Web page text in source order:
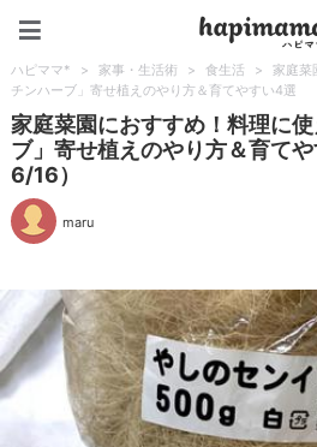
ハピママ* > 家事・生活術 > 食生活 >
家庭菜
チンハーブ」寄せ植えのやり方＆育てやすい4選
家庭菜園におすすめ！料理に
ブ」寄せ植えのやり方＆育て
6/16）
maru